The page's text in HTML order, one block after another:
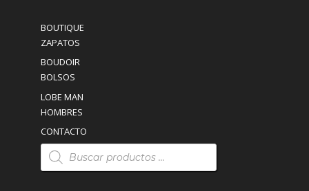
BOUTIQUE
ZAPATOS
BOUDOIR
BOLSOS
LOBE MAN
HOMBRES
CONTACTO
Búsqueda